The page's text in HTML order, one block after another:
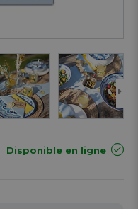
Disponible en ligne